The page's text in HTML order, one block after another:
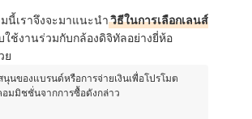
นี้เราจึงจะมาแนะนำวิธีในการเลือกเลนส์
ช้งานร่วมกับกล้องดิจิทัลอย่างยี่ห้อ
ย
นของแบรนด์หรือการจ่ายเงินเพื่อโปรโมต
มมิชชั่นจากการซื้อดังกล่าว